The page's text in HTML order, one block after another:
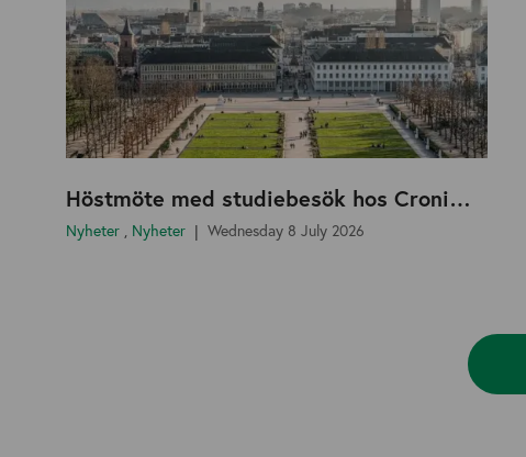
Höstmöte med studiebesök hos Cronimet i Karlsruhe!
Nyheter Nyheter Wednesday 8 July 2026